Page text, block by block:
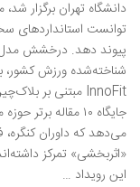
پیوند دهد. درخشش مدل
شناخته‌شده ورزش کشور،
جایگاه ۱۰ مقاله
می‌دهد که داوران کنگره،
«اثربخشی» تمرکز
این رویداد …